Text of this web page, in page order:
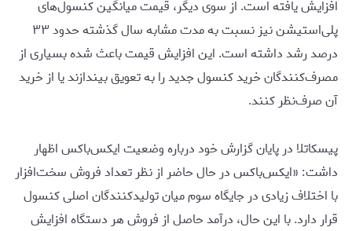
افزایش یافته است. از سوی دیگر، قیمت میانگین کنسول‌های
پلی‌استیشن نیز نسبت به مدت مشابه سال گذشته حدود ۳۳
درصد رشد داشته است. این افزایش قیمت باعث شده بسیاری از
مصرف‌کنندگان خرید کنسول جدید را به تعویق بیندازند یا از خرید
آن صرف‌نظر کنند.
پیسکاتلا در پایان گزارش خود درباره وضعیت ایکس‌باکس اظهار
داشت: «ایکس‌باکس در حال حاضر از نظر تعداد فروش سخت‌افزار
با اختلاف زیادی در جایگاه سوم میان تولیدکنندگان اصلی کنسول
قرار دارد. با این حال، درآمد حاصل از فروش هر دستگاه افزایش